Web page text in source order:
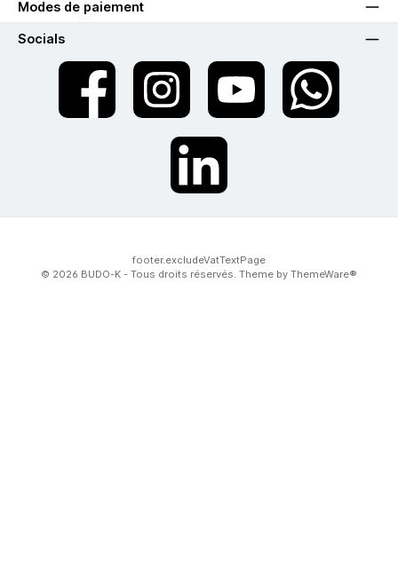
Modes de paiement
Socials
twt.widget.communities.facebook.name
twt.widget.communities.instagram.name
twt.widget.communities.linkedin.name
footer.excludeVatTextPage
© 2026 BUDO-K - Tous droits réservés. Theme by ThemeWare®